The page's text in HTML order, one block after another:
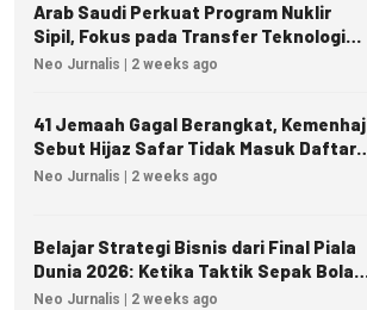
Arab Saudi Perkuat Program Nuklir
Sipil, Fokus pada Transfer Teknologi
dan Kedaulatan Energi
Neo Jurnalis | 2 weeks ago
41 Jemaah Gagal Berangkat, Kemenhaj
Sebut Hijaz Safar Tidak Masuk Daftar
Resmi PPIU
Neo Jurnalis | 2 weeks ago
Belajar Strategi Bisnis dari Final Piala
Dunia 2026: Ketika Taktik Sepak Bola
Menjadi Inspirasi Kesuksesan Bisnis
Neo Jurnalis | 2 weeks ago